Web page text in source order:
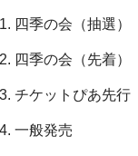
四季の会（抽選）
四季の会（先着）
チケットぴあ先行
一般発売